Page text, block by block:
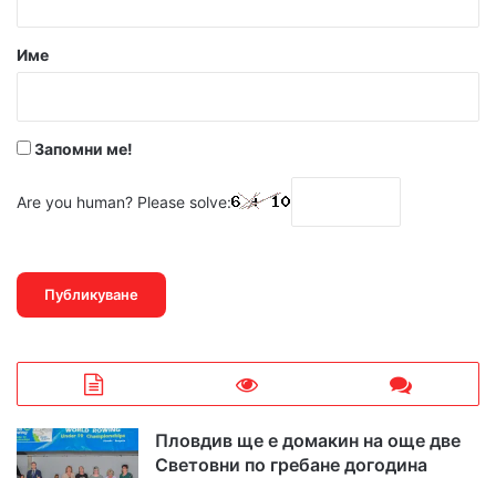
р
Име
Запомни ме!
Are you human? Please solve:
Пловдив ще е домакин на още две
Световни по гребане догодина